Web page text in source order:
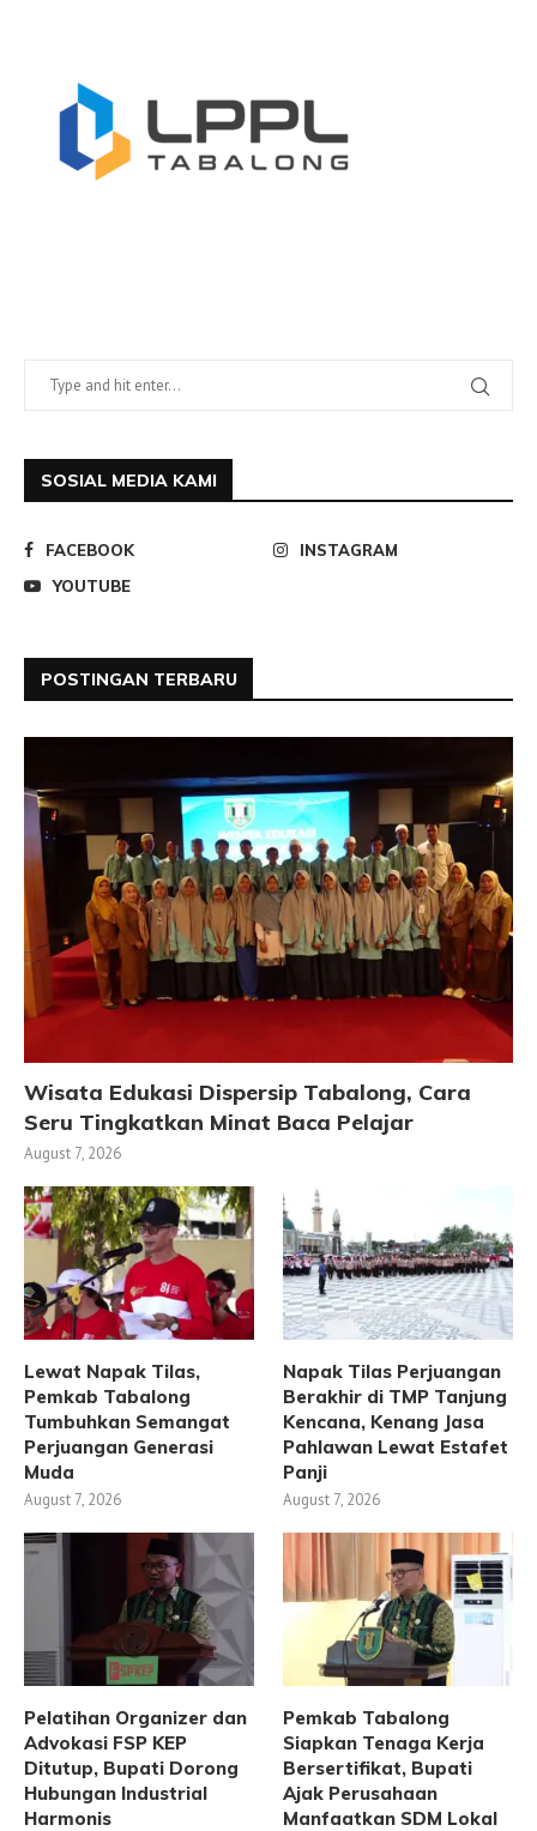
SOSIAL MEDIA KAMI
FACEBOOK
INSTAGRAM
YOUTUBE
POSTINGAN TERBARU
Wisata Edukasi Dispersip Tabalong, Cara
Seru Tingkatkan Minat Baca Pelajar
August 7, 2026
Lewat Napak Tilas,
Pemkab Tabalong
Tumbuhkan Semangat
Perjuangan Generasi
Muda
August 7, 2026
Napak Tilas Perjuangan
Berakhir di TMP Tanjung
Kencana, Kenang Jasa
Pahlawan Lewat Estafet
Panji
August 7, 2026
Pelatihan Organizer dan
Advokasi FSP KEP
Ditutup, Bupati Dorong
Hubungan Industrial
Harmonis
Pemkab Tabalong
Siapkan Tenaga Kerja
Bersertifikat, Bupati
Ajak Perusahaan
Manfaatkan SDM Lokal